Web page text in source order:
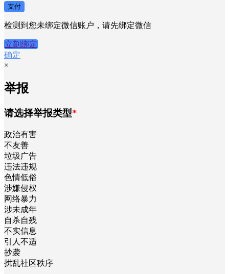
支付
检测到您未绑定微信账户，请先绑定微信
立刻绑定
确定
×
举报
请选择举报类型*
政治有害
不友善
垃圾广告
违法违规
色情低俗
涉嫌侵权
网络暴力
涉未成年
自杀自残
不实信息
引人不适
抄袭
扰乱社区秩序